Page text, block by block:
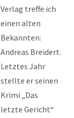
Verlag treffe ich
einen alten
Bekannten:
Andreas Breidert.
Letztes Jahr
stellte er seinen
Krimi „Das
letzte Gericht“